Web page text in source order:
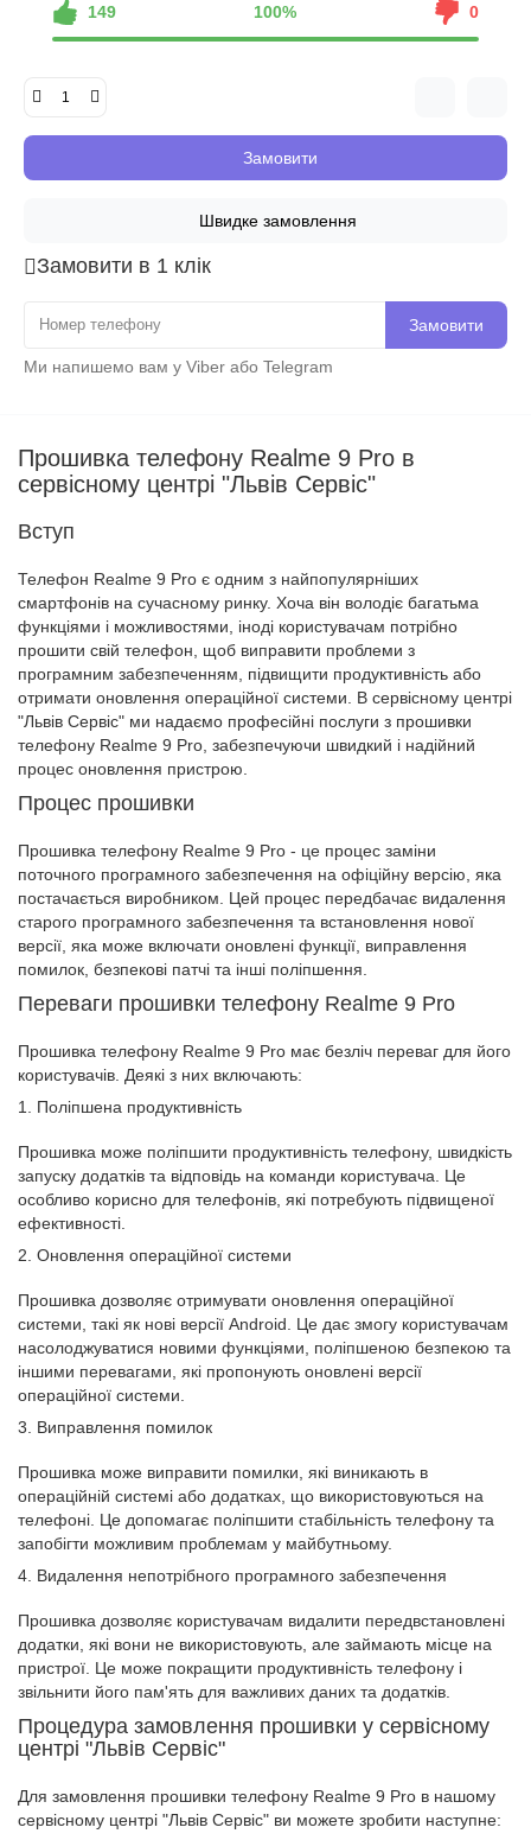
149 100% 0
Замовити
Швидке замовлення
Замовити в 1 клік
Замовити
Ми напишемо вам у Viber або Telegram
Прошивка телефону Realme 9 Pro в
сервісному центрі "Львів Сервіс"
Вступ
Телефон Realme 9 Pro є одним з найпопулярніших
смартфонів на сучасному ринку. Хоча він володіє багатьма
функціями і можливостями, іноді користувачам потрібно
прошити свій телефон, щоб виправити проблеми з
програмним забезпеченням, підвищити продуктивність або
отримати оновлення операційної системи. В сервісному центрі
"Львів Сервіс" ми надаємо професійні послуги з прошивки
телефону Realme 9 Pro, забезпечуючи швидкий і надійний
процес оновлення пристрою.
Процес прошивки
Прошивка телефону Realme 9 Pro - це процес заміни
поточного програмного забезпечення на офіційну версію, яка
постачається виробником. Цей процес передбачає видалення
старого програмного забезпечення та встановлення нової
версії, яка може включати оновлені функції, виправлення
помилок, безпекові патчі та інші поліпшення.
Переваги прошивки телефону Realme 9 Pro
Прошивка телефону Realme 9 Pro має безліч переваг для його
користувачів. Деякі з них включають:
1. Поліпшена продуктивність
Прошивка може поліпшити продуктивність телефону, швидкість
запуску додатків та відповідь на команди користувача. Це
особливо корисно для телефонів, які потребують підвищеної
ефективності.
2. Оновлення операційної системи
Прошивка дозволяє отримувати оновлення операційної
системи, такі як нові версії Android. Це дає змогу користувачам
насолоджуватися новими функціями, поліпшеною безпекою та
іншими перевагами, які пропонують оновлені версії
операційної системи.
3. Виправлення помилок
Прошивка може виправити помилки, які виникають в
операційній системі або додатках, що використовуються на
телефоні. Це допомагає поліпшити стабільність телефону та
запобігти можливим проблемам у майбутньому.
4. Видалення непотрібного програмного забезпечення
Прошивка дозволяє користувачам видалити передвстановлені
додатки, які вони не використовують, але займають місце на
пристрої. Це може покращити продуктивність телефону і
звільнити його пам'ять для важливих даних та додатків.
Процедура замовлення прошивки у сервісному
центрі "Львів Сервіс"
Для замовлення прошивки телефону Realme 9 Pro в нашому
сервісному центрі "Львів Сервіс" ви можете зробити наступне: